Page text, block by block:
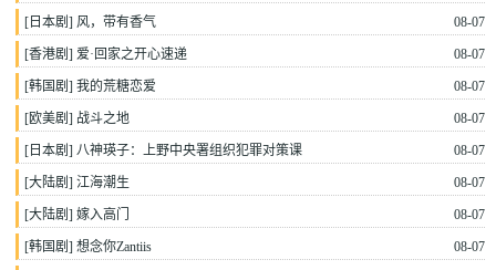
[ 日本剧] 风，带有香气 08-07
[香港剧]爱·回家之开心速递 08-07
[韩国剧]我的荒糖恋爱 08-07
[欧美剧] 战斗之地 08-07
[ 日本剧]八神瑛子：上野中央署组织犯罪对策课 08-07
[大陆剧]江海潮生 08-07
[大陆剧]嫁入高门 08-07
[韩国剧]想念你Zantiis 08-07